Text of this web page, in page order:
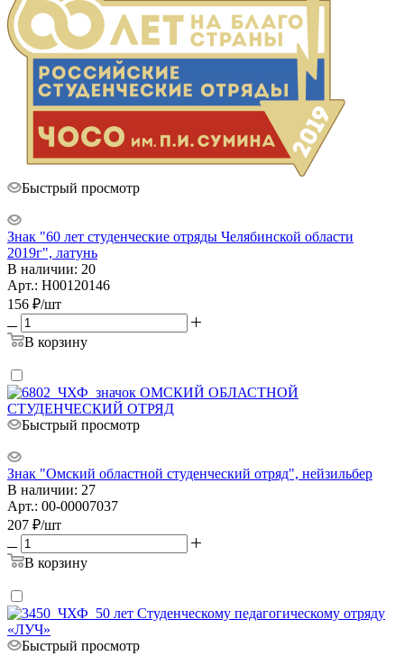
Быстрый просмотр
Знак "60 лет студенческие отряды Челябинской области
2019г", латунь
В наличии: 20
Арт.: Н00120146
156 ₽/шт
В корзину
Быстрый просмотр
Знак "Омский областной студенческий отряд", нейзильбер
В наличии: 27
Арт.: 00-00007037
207 ₽/шт
В корзину
Быстрый просмотр